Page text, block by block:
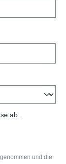
ab.
und die